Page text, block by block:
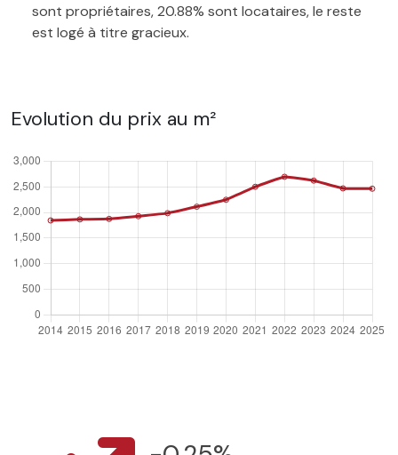
sont propriétaires, 20.88% sont locataires, le reste
est logé à titre gracieux.
Evolution du prix au m²